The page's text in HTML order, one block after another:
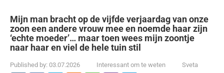
Mijn man bracht op de vijfde verjaardag van onze
zoon een andere vrouw mee en noemde haar zijn
‘echte moeder’… maar toen wees mijn zoontje
naar haar en viel de hele tuin stil
Published by: 03.07.2026 Interessant om te weten Sveta